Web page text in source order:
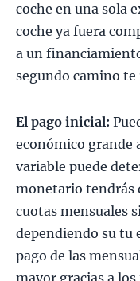
coche en una sola
coche ya fuera
a un
segundo camino te
El pago inicial:
económico grande
variable puede
monetario tendrás
cuotas mensuales
dependiendo su tu
pago de las